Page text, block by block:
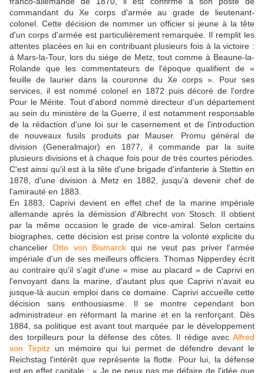
commandant du Xe corps d'armée au grade de lieutenant-
colonel. Cette décision de nommer un officier si jeune à la tête
d'un corps d'armée est particulièrement remarquée. Il remplit les
attentes placées en lui en contribuant plusieurs fois à la victoire :
à Mars-la-Tour, lors du siège de Metz, tout comme à Beaune-la-
Rolande que les commentateurs de l'époque qualifient de «
feuille de laurier dans la couronne du Xe corps ». Pour ses
services, il est nommé colonel en 1872 puis décoré de l'ordre
Pour le Mérite. Tout d'abord nommé directeur d'un département
au sein du ministère de la Guerre, il est notamment responsable
de la rédaction d'une loi sur le casernement et de l'introduction
de nouveaux fusils produits par Mauser. Promu général de
division (Generalmajor) en 1877, il commande par la suite
plusieurs divisions et à chaque fois pour de très courtes périodes.
C'est ainsi qu'il est à la tête d'une brigade d'infanterie à Stettin en
1878, d'une division à Metz en 1882, jusqu'à devenir chef de
l'amirauté en 1883.
En 1883, Caprivi devient en effet chef de la marine impériale
allemande après la démission d'Albrecht von Stosch. Il obtient
par la même occasion le grade de vice-amiral. Selon certains
biographes, cette décision est prise contre la volonté explicite du
chancelierOtto von Bismarck qui ne veut pas priver l'armée
impériale d'un de ses meilleurs officiers. Thomas Nipperdey écrit
au contraire qu'il s'agit d'une « mise au placard » de Caprivi en
l'envoyant dans la marine, d'autant plus que Caprivi n'avait eu
jusque-là aucun emploi dans ce domaine. Caprivi accueille cette
décision sans enthousiasme. Il se montre cependant bon
administrateur en réformant la marine et en la renforçant. Dès
1884, sa politique est avant tout marquée par le développement
des torpilleurs pour la défense des côtes. Il rédige avec Alfred
von Tirpitzun mémoire qui lui permet de défendre devant le
Reichstag l'intérêt que représente la flotte. Pour lui, la défense
est en effet capitale : « Je ne peux pas me défaire de l'idée que